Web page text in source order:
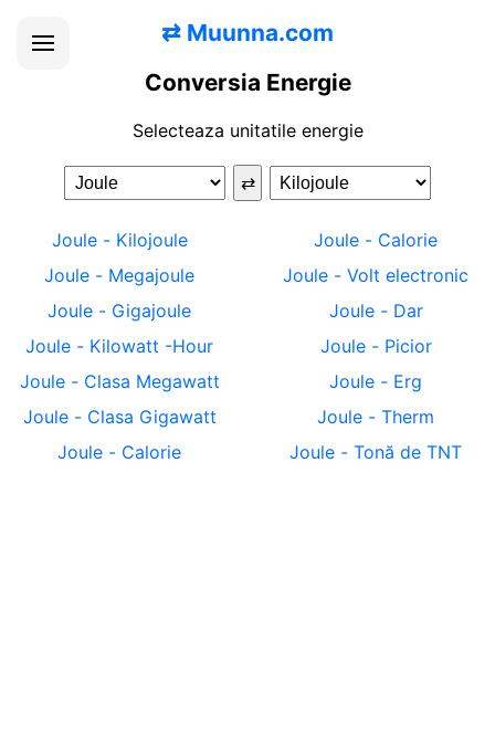
⇄ Muunna.com
Conversia Energie
Selecteaza unitatile energie
⇄
Joule- Kilojoule
Joule - Megajoule
Joule - Gigajoule
Joule - Kilowatt -Hour
Joule- Clasa Megawatt
Joule- Clasa Gigawatt
Joule - Calorie
Joule - Calorie
Joule - Volt electronic
Joule- Dar
Joule- Picior
Joule - Erg
Joule - Therm
Joule - Tonă de TNT